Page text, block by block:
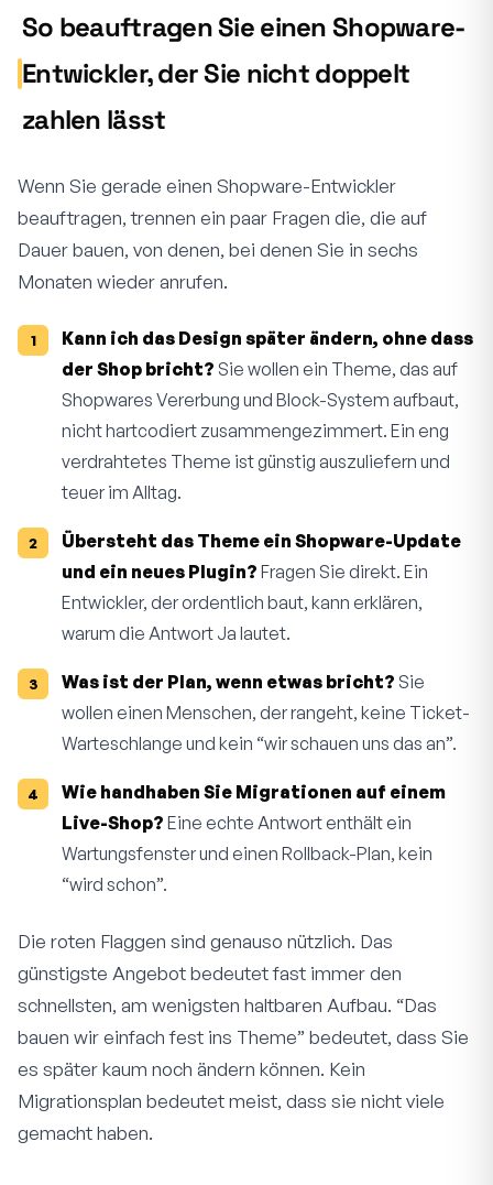
So beauftragen Sie einen Shopware-
Entwickler, der Sie nicht doppelt
zahlen lässt
Wenn Sie gerade einen Shopware-Entwickler
beauftragen, trennen ein paar Fragen die, die auf
Dauer bauen, von denen, bei denen Sie in sechs
Monaten wieder anrufen.
Kann ich das Design später ändern, ohne dass
der Shop bricht? Sie wollen ein Theme, das auf
Shopwares Vererbung und Block-System aufbaut,
nicht hartcodiert zusammengezimmert. Ein eng
verdrahtetes Theme ist günstig auszuliefern und
teuer im Alltag.
Übersteht das Theme ein Shopware-Update
und ein neues Plugin? Fragen Sie direkt. Ein
Entwickler, der ordentlich baut, kann erklären,
warum die Antwort Ja lautet.
Was ist der Plan, wenn etwas bricht? Sie
wollen einen Menschen, der rangeht, keine Ticket-
Warteschlange und kein “wir schauen uns das an”.
Wie handhaben Sie Migrationen auf einem
Live-Shop? Eine echte Antwort enthält ein
Wartungsfenster und einen Rollback-Plan, kein
“wird schon”.
Die roten Flaggen sind genauso nützlich. Das
günstigste Angebot bedeutet fast immer den
schnellsten, am wenigsten haltbaren Aufbau. “Das
bauen wir einfach fest ins Theme” bedeutet, dass Sie
es später kaum noch ändern können. Kein
Migrationsplan bedeutet meist, dass sie nicht viele
gemacht haben.